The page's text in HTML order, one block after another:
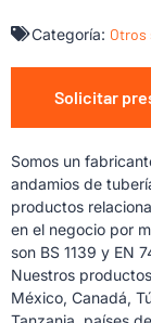
Categoría: Otros
Solicitar
Somos un
andamios de
productos
en el negocio por
son BS 1139 y EN
Nuestros
México, Canadá,